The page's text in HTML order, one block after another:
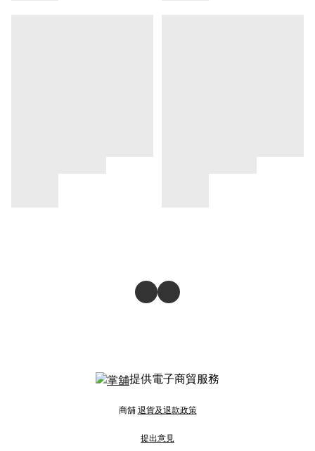
提供電子商貿服務
商舖 退貨及退款政策
提出意見